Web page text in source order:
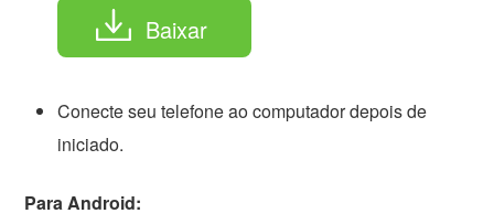
Baixar
Conecte seu telefone ao computador depois de
iniciado.
Para Android: